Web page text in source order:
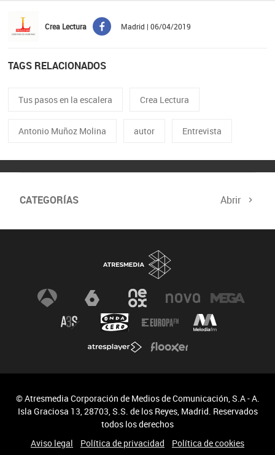
Crea Lectura Madrid | 06/04/2019
TAGS RELACIONADOS
Tus pasos en la escalera Crea Lectura
Antonio Muñoz Molina autor Entrevista
CATEGORÍAS Abrir
© Atresmedia Corporación de Medios de Comunicación, S.A - A.
Isla Graciosa 13, 28703, S.S. de los Reyes, Madrid. Reservados
todos los derechos
Aviso legal
Política de privacidad Política de cookies